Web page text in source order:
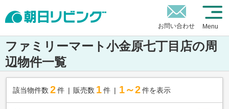
お問い合わせ Menu
ファミリーマート小金原七丁目店の周
辺物件一覧
該当物件数 2件 販売数 1 件 1～2 件を表示